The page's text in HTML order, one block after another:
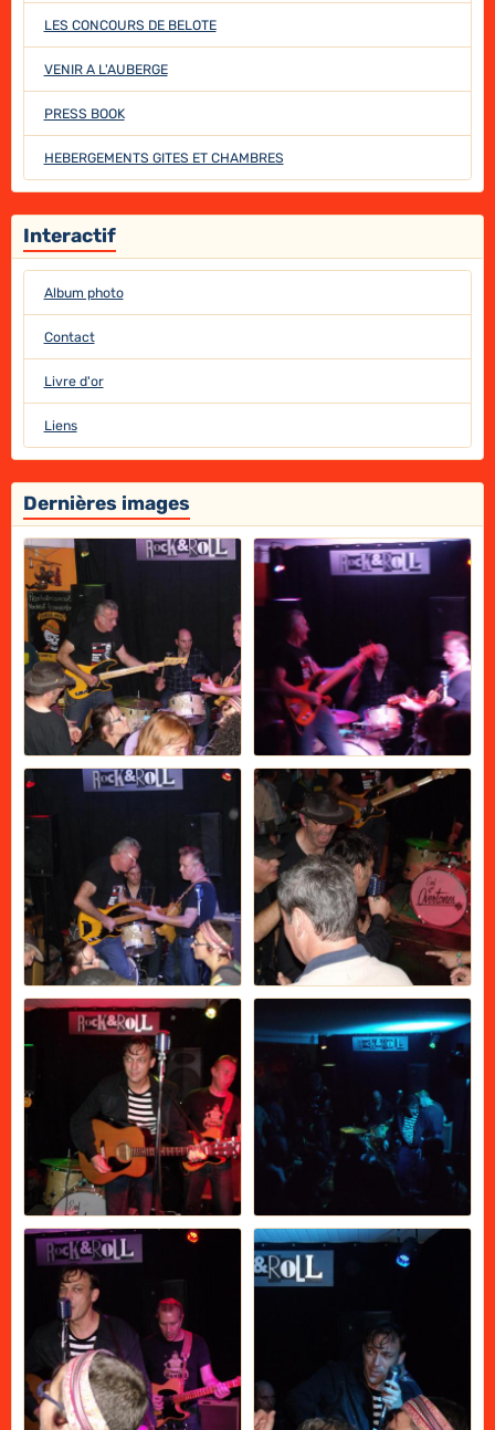
LES CONCOURS DE BELOTE
VENIR A L'AUBERGE
PRESS BOOK
HEBERGEMENTS GITES ET CHAMBRES
Interactif
Album photo
Contact
Livre d'or
Liens
Dernières images